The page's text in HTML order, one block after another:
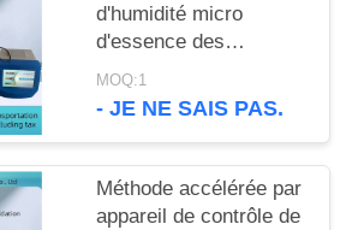
d'humidité micro
d'essence des
véhicules à moteur
d'éthanol d'ASTM
MOQ:1
- JE NE SAIS PAS.
Méthode accélérée par
appareil de contrôle de